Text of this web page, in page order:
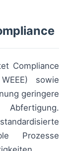
Compliance
sowie
geringere
Prozesse